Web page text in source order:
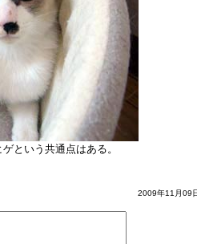
という共通点はある。
2009年11月09